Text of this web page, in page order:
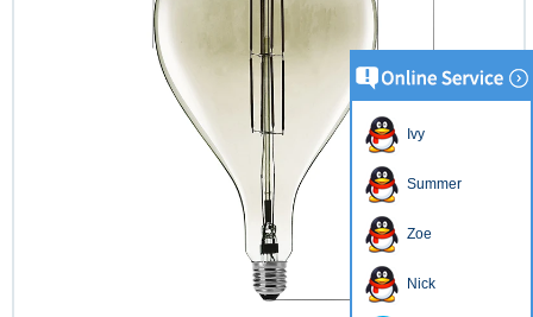
Ivy
Summer
Zoe
Nick